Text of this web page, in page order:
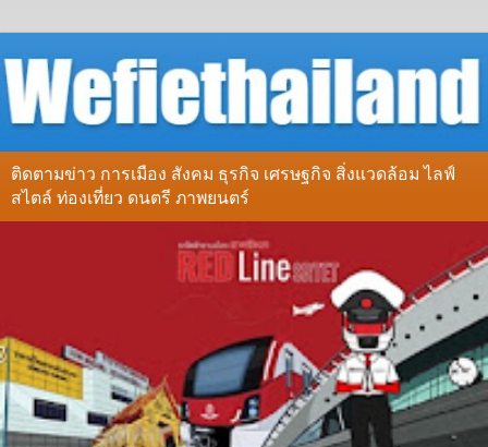
ติดตามข่าว การเมือง สังคม ธุรกิจ เศรษฐกิจ สิ่งแวดล้อม ไลฟ์
สไตล์ ท่องเที่ยว ดนตรี ภาพยนตร์